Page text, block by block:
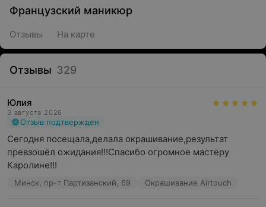
Французский маникюр
Отзывы На карте
Отзывы 329
Юлия
3 августа 2026
Отзыв подтвержден
Сегодня посещала,делала окрашивание,результат
превзошёл ожидания!!!Спасибо огромное мастеру
Каролине!!!
Минск, пр-т Партизанский, 69 Окрашивание Airtouch